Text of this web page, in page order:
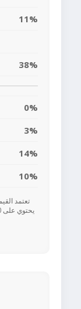
11%
38%
0%
3%
14%
10%